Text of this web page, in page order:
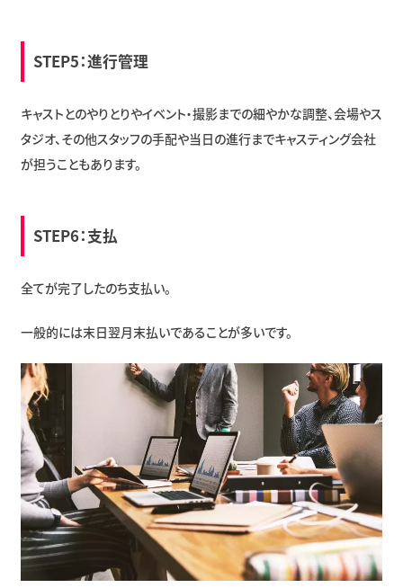
STEP5：進行管理
キャストとのやりとりやイベント・撮影までの細やかな調整、会場やス
タジオ、その他スタッフの手配や当日の進行までキャスティング会社
が担うこともあります。
STEP6：支払
全てが完了したのち支払い。
一般的には末日翌月末払いであることが多いです。